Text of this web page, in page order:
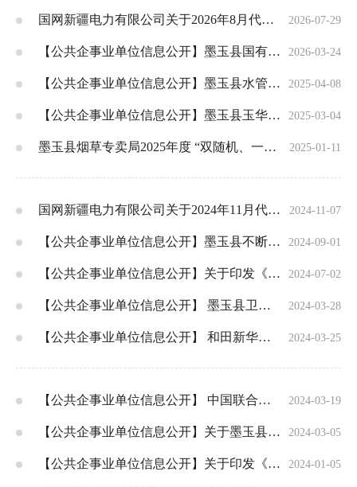
2026-07-29
国网新疆电力有限公司关于2026年8月代理工商业用户购电价格的公告
2026-03-24
【公共企事业单位信息公开】墨玉县国有资产投资经营管理有限责任公司简介
2025-04-08
【公共企事业单位信息公开】墨玉县水管总站简介
2025-03-04
【公共企事业单位信息公开】墨玉县玉华资产开发管理有限责任公司简介
2025-01-11
墨玉县烟草专卖局2025年度 “双随机、一公开”抽查工作计划公示
2024-11-07
国网新疆电力有限公司关于2024年11月代理工商业用户购电价格的公告
2024-09-01
【公共企事业单位信息公开】墨玉县不断提升群众服务水平 暖心事办到群众心坎上
2024-07-02
【公共企事业单位信息公开】关于印发《供水、供气、供热等公共企事业单位信息公开实施办法》的通知
2024-03-28
【公共企事业单位信息公开】 墨玉县卫健委基本情况简介
2024-03-25
【公共企事业单位信息公开】 和田新华书店有限责任公司墨玉县分公司简介
2024-03-19
【公共企事业单位信息公开】 中国联合网络通信有限公司墨玉县分公司简介
2024-03-05
【公共企事业单位信息公开】关于墨玉县开展消防安全集中除患攻坚大整治行动的通告
2024-01-05
【公共企事业单位信息公开】关于印发《供水、供气、供热等公共企事业单位信息公开实施办法》的通知